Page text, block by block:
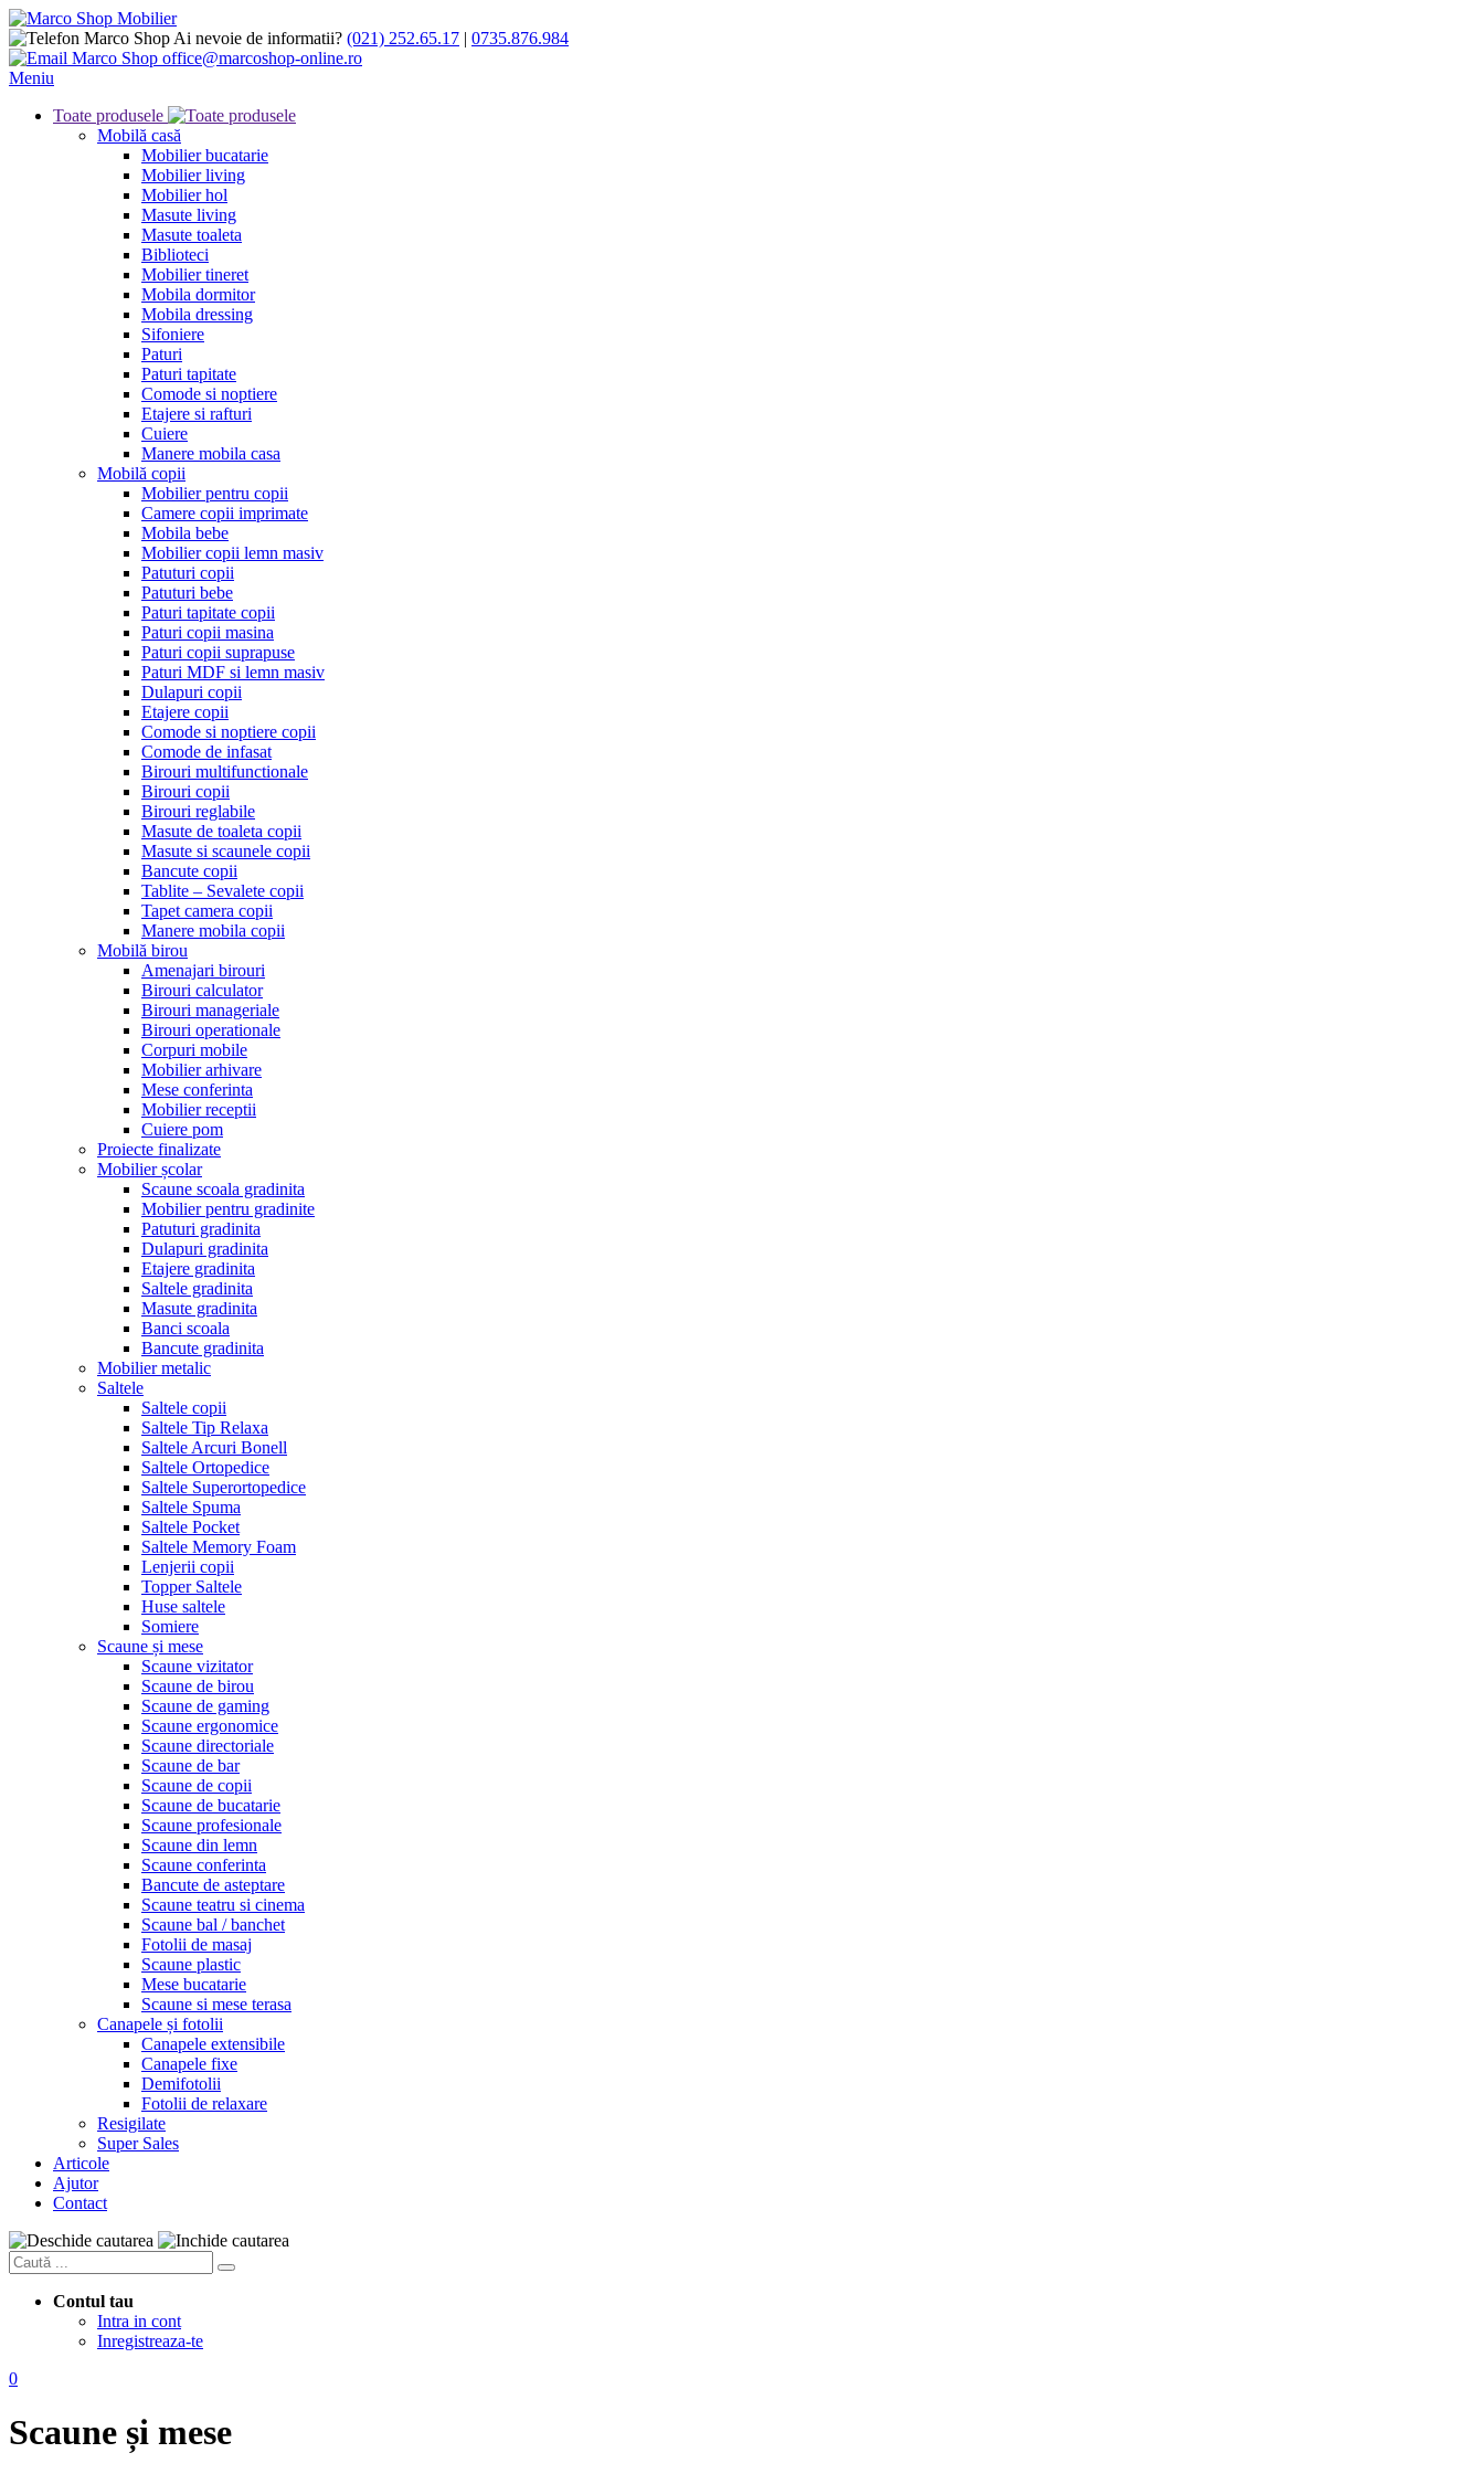
Ai nevoie de informatii? (021) 252.65.17 | 0735.876.984
office@marcoshop-online.ro
Meniu
Toate produsele
Mobilă casă
Mobilier bucatarie
Mobilier living
Mobilier hol
Masute living
Masute toaleta
Biblioteci
Mobilier tineret
Mobila dormitor
Mobila dressing
Sifoniere
Paturi
Paturi tapitate
Comode si noptiere
Etajere si rafturi
Cuiere
Manere mobila casa
Mobilă copii
Mobilier pentru copii
Camere copii imprimate
Mobila bebe
Mobilier copii lemn masiv
Patuturi copii
Patuturi bebe
Paturi tapitate copii
Paturi copii masina
Paturi copii suprapuse
Paturi MDF si lemn masiv
Dulapuri copii
Etajere copii
Comode si noptiere copii
Comode de infasat
Birouri multifunctionale
Birouri copii
Birouri reglabile
Masute de toaleta copii
Masute si scaunele copii
Bancute copii
Tablite – Sevalete copii
Tapet camera copii
Manere mobila copii
Mobilă birou
Amenajari birouri
Birouri calculator
Birouri manageriale
Birouri operationale
Corpuri mobile
Mobilier arhivare
Mese conferinta
Mobilier receptii
Cuiere pom
Proiecte finalizate
Mobilier școlar
Scaune scoala gradinita
Mobilier pentru gradinite
Patuturi gradinita
Dulapuri gradinita
Etajere gradinita
Saltele gradinita
Masute gradinita
Banci scoala
Bancute gradinita
Mobilier metalic
Saltele
Saltele copii
Saltele Tip Relaxa
Saltele Arcuri Bonell
Saltele Ortopedice
Saltele Superortopedice
Saltele Spuma
Saltele Pocket
Saltele Memory Foam
Lenjerii copii
Topper Saltele
Huse saltele
Somiere
Scaune și mese
Scaune vizitator
Scaune de birou
Scaune de gaming
Scaune ergonomice
Scaune directoriale
Scaune de bar
Scaune de copii
Scaune de bucatarie
Scaune profesionale
Scaune din lemn
Scaune conferinta
Bancute de asteptare
Scaune teatru si cinema
Scaune bal / banchet
Fotolii de masaj
Scaune plastic
Mese bucatarie
Scaune si mese terasa
Canapele și fotolii
Canapele extensibile
Canapele fixe
Demifotolii
Fotolii de relaxare
Resigilate
Super Sales
Articole
Ajutor
Contact
Contul tau
Intra in cont
Inregistreaza-te
0
Scaune și mese